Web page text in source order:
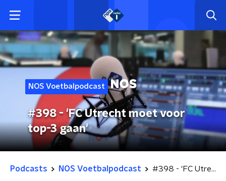
NOS Voetbalpodcast
#398 - 'FC Utrecht moet voor
top-3 gaan'
Podcasts NOS Voetbalpodcast #398 - 'FC Utrecht moet voor top-3 gaan'